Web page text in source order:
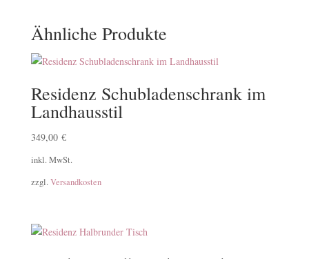
Ähnliche Produkte
Residenz Schubladenschrank im
Landhausstil
349,00 €
inkl. MwSt.
zzgl. Versandkosten